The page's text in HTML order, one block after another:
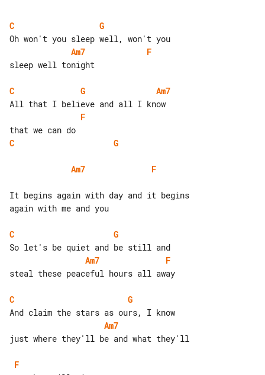
C
G
Am7
F
sleep well tonight
C G
Am7
F
C
G
Am7 F
It begins again with day and it begins
again with me and you
C
G
Am7
F
steal these peaceful hours all away
C
G
Am7
just where they'll be and what they'll
F